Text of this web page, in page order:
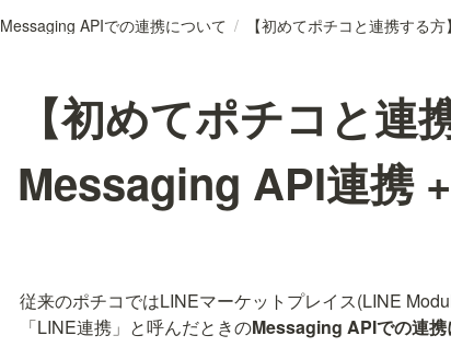
Messaging APIでの連携について /
【初めてポチコと連
Messaging API連携
従来のポチコではLINEマーケットプレイス(LINE
「LINE連携」と呼んだときのMessaging APIでの連携